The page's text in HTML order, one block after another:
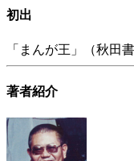
初出
「まんが王」（秋田
著者紹介